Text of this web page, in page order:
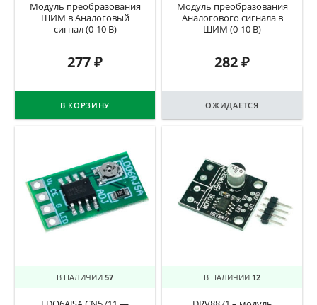
Модуль преобразования
ШИМ в Аналоговый
сигнал (0-10 В)
277₽
В КОРЗИНУ
Модуль преобразования
Аналогового сигнала в
ШИМ (0-10 В)
282₽
ОЖИДАЕТСЯ
В НАЛИЧИИ 57 В НАЛИЧИИ 12